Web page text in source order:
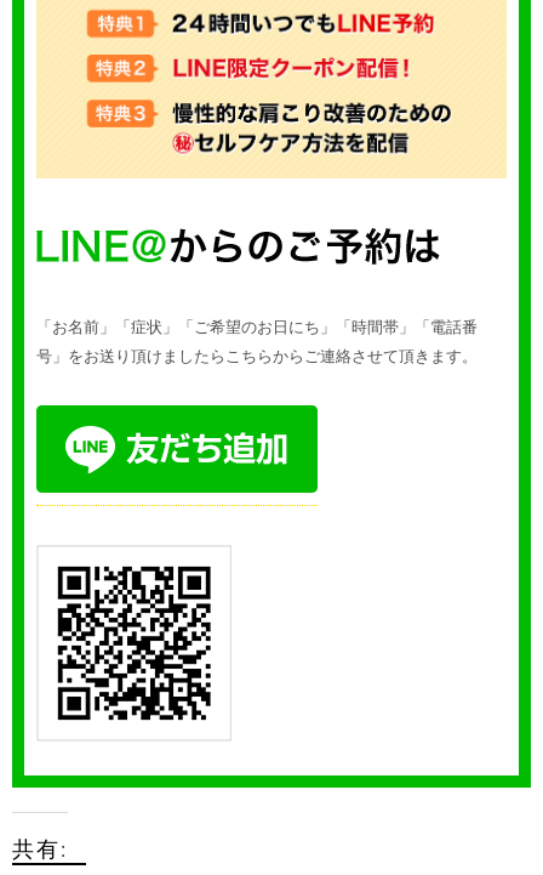
「お名前」「症状」「ご希望のお日にち」「時間帯」「電話番
号」をお送り頂けましたらこちらからご連絡させて頂きます。
共有: